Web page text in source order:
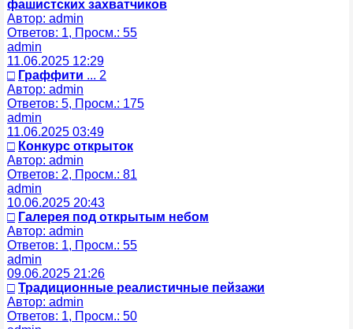
фашистских захватчиков
Автор: admin
Ответов: 1, Просм.: 55
admin
11.06.2025 12:29
□ Граффити ... 2
Автор: admin
Ответов: 5, Просм.: 175
admin
11.06.2025 03:49
□ Конкурс открыток
Автор: admin
Ответов: 2, Просм.: 81
admin
10.06.2025 20:43
□ Галерея под открытым небом
Автор: admin
Ответов: 1, Просм.: 55
admin
09.06.2025 21:26
□ Традиционные реалистичные пейзажи
Автор: admin
Ответов: 1, Просм.: 50